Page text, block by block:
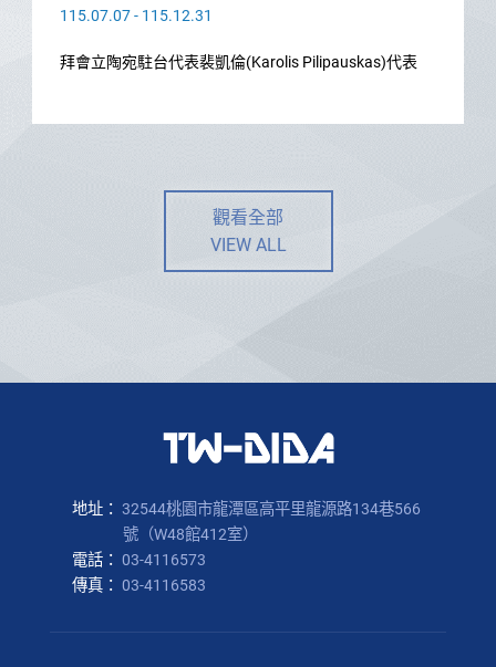
115.07.07 - 115.12.31
拜會立陶宛駐台代表裴凱倫(Karolis Pilipauskas)代表
觀看全部
VIEW ALL
地址： 32544桃園市龍潭區高平里龍源路134巷566
號（W48館412室）
電話： 03-4116573
傳真： 03-4116583